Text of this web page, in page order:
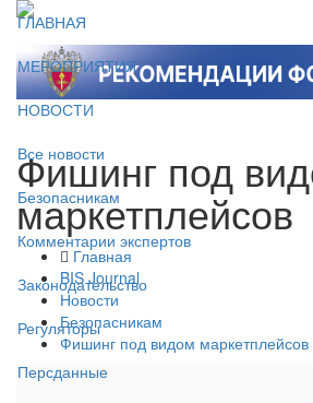
ГЛАВНАЯ
МЕРОПРИЯТИЯ
НОВОСТИ
Все новости
Безопасникам
Комментарии экспертов
Законодательство
Регуляторы
Персданные
Фишинг под
маркетплейсов
Главная
BIS Journal
Новости
Безопасникам
Фишинг под видом маркетплейсов